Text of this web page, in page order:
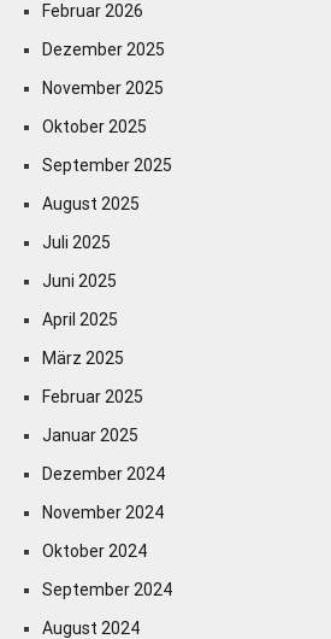
Februar 2026
Dezember 2025
November 2025
Oktober 2025
September 2025
August 2025
Juli 2025
Juni 2025
April 2025
März 2025
Februar 2025
Januar 2025
Dezember 2024
November 2024
Oktober 2024
September 2024
August 2024